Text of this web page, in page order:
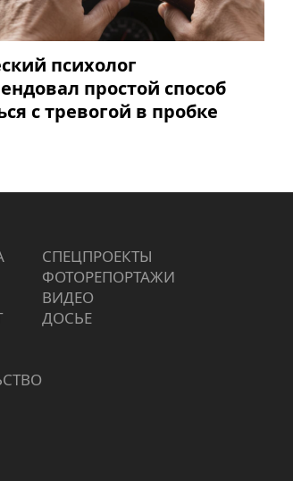
психолог
простой способ
с тревогой в пробке
СПЕЦПРОЕКТЫ
ФОТОРЕПОРТАЖИ
ВИДЕО
ДОСЬЕ